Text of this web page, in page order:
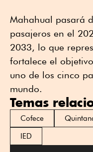
Mahahual pasará
pasajeros en el
2033, lo que
fortalece el
uno de los cinco
mundo.
Temas
Cofece
IED